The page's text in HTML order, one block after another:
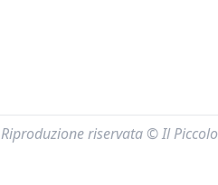
Riproduzione riservata © Il Piccolo